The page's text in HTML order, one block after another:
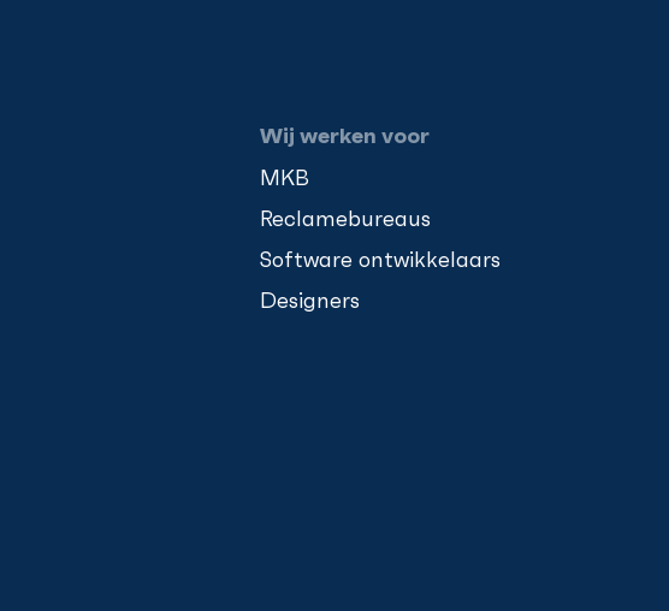
Wij werken voor
MKB
Reclamebureaus
Software ontwikkelaars
Designers